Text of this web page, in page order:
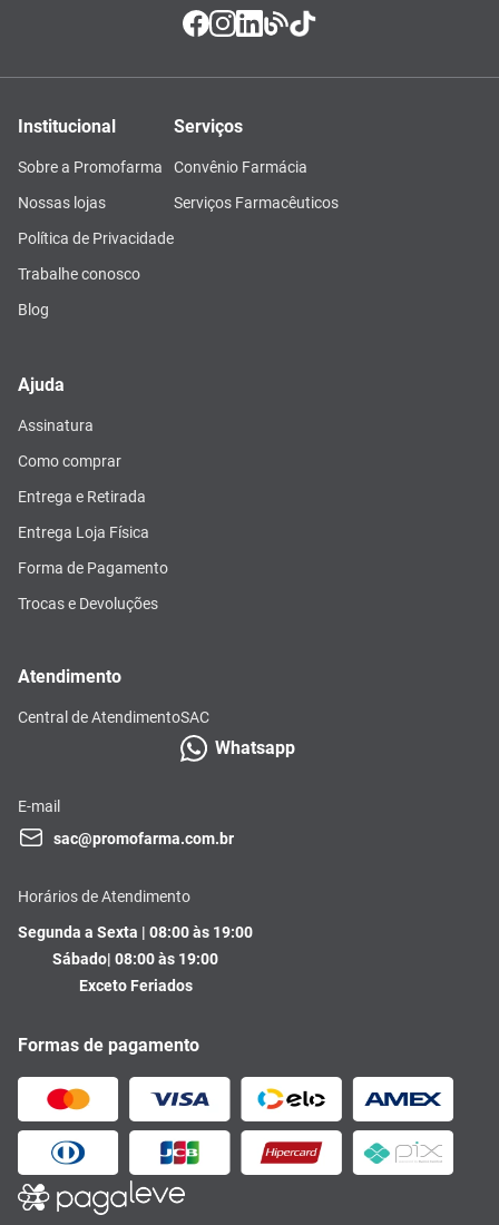
Institucional
Sobre a Promofarma
Nossas lojas
Política de Privacidade
Trabalhe conosco
Blog
Serviços
Convênio Farmácia
Serviços Farmacêuticos
Ajuda
Assinatura
Como comprar
Entrega e Retirada
Entrega Loja Física
Forma de Pagamento
Trocas e Devoluções
Atendimento
Central de AtendimentoSAC
Whatsapp
E-mail
sac@promofarma.com.br
Horários de Atendimento
Segunda a Sexta | 08:00 às 19:00
Sábado| 08:00 às 19:00
Exceto Feriados
Formas de pagamento